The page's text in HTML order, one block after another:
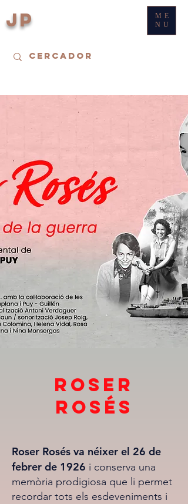
ME
NU
JP
Roser
Rosés
Roser Rosés va néixer el 26 de
febrer de 1926 i conserva una
memòria prodigiosa que li permet
recordar tots els esdeveniments i